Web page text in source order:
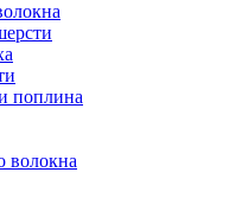
поплина
волокна